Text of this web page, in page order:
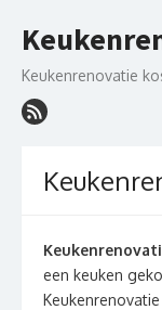
naar
inhoud
Keukenrenovatie
een keuken